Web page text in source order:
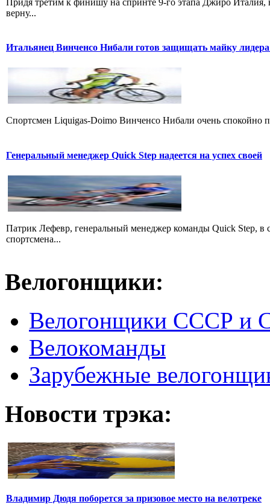
Придя третим к финишу на спринте 9-го этапа Джиро
верну...
Итальянец Винченсо Нибали готов защищать майку
Cпортсмен Liquigas-Doimo Винченсо Нибали очень спокойно
Генеральный менеджер Quick Step надеется на успех своей
Патрик Лефевр, генеральный менеджер команды Quick Step, в
спортсмена...
Велогонщики:
Велогонщики СССР и
Велокоманды
Зарубежные
Новости трэка:
Владимир Дюдя поборется за призовое место на велотреке